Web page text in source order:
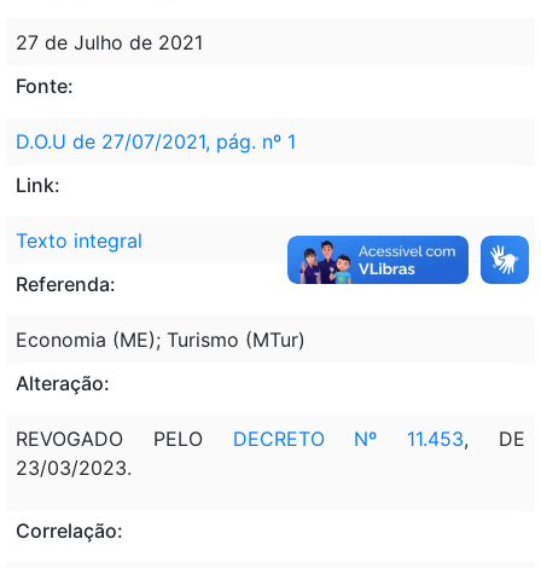
27 de Julho de 2021
Fonte:
D.O.U de 27/07/2021, pág. nº 1
Link:
Texto integral
Referenda:
Economia (ME); Turismo (MTur)
Alteração:
REVOGADO PELO DECRETO Nº 11.453, DE
23/03/2023.
Correlação: